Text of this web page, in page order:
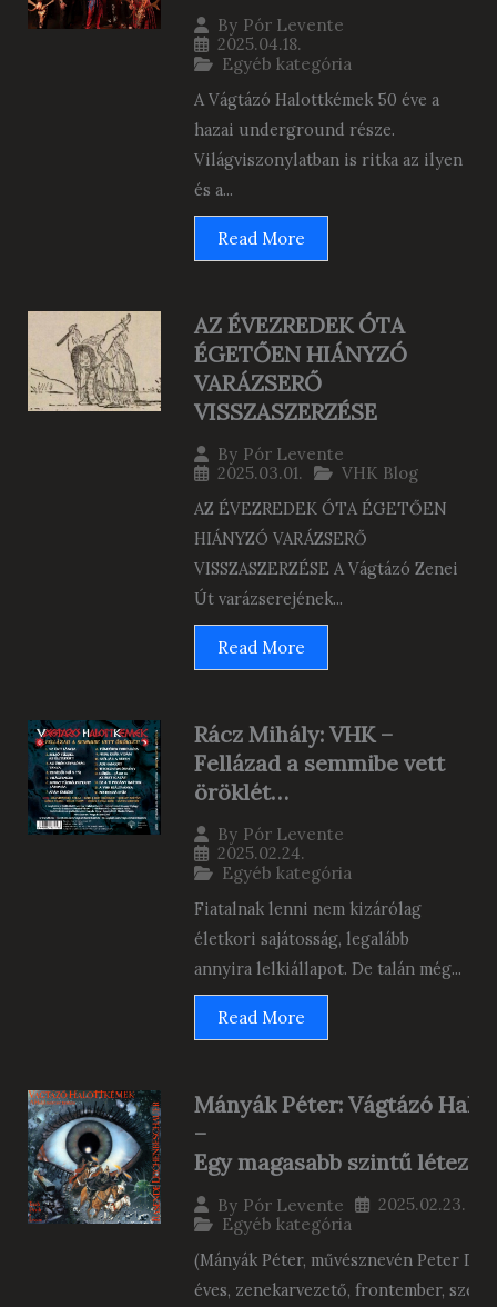
By Pór Levente
2025.04.18.
Egyéb kategória
A Vágtázó Halottkémek 50 éve a
hazai underground része.
Világviszonylatban is ritka az ilyen
és a...
Read More
AZ ÉVEZREDEK ÓTA
ÉGETŐEN HIÁNYZÓ
VARÁZSERŐ
VISSZASZERZÉSE
By Pór Levente
2025.03.01.
VHK Blog
AZ ÉVEZREDEK ÓTA ÉGETŐEN
HIÁNYZÓ VARÁZSERŐ
VISSZASZERZÉSE A Vágtázó Zenei
Út varázserejének...
Read More
Rácz Mihály: VHK –
Fellázad a semmibe vett
öröklét…
By Pór Levente
2025.02.24.
Egyéb kategória
Fiatalnak lenni nem kizárólag
életkori sajátosság, legalább
annyira lelkiállapot. De talán még...
Read More
Mányák Péter: Vágtázó
–
Egy magasabb szintű
By Pór Levente
2025.02.23.
Egyéb kategória
(Mányák Péter, művésznevén Peter D.
éves, zenekarvezető, frontember,